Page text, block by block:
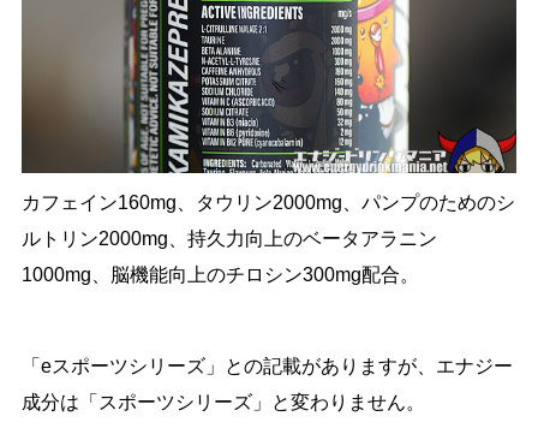
カフェイン160mg、タウリン2000mg、パンプのためのシ
ルトリン2000mg、持久力向上のベータアラニン
1000mg、脳機能向上のチロシン300mg配合。
「eスポーツシリーズ」との記載がありますが、エナジー
成分は「スポーツシリーズ」と変わりません。